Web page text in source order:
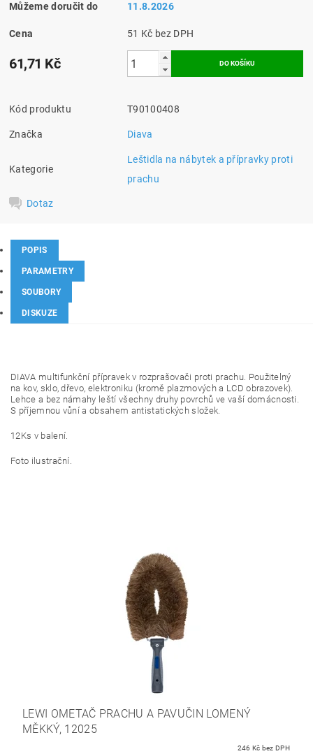
Můžeme doručit do 11.8.2026
Cena 51 Kč bez DPH
61,71 Kč
Kód produktu T90100408
Značka Diava
Kategorie
Leštidla na nábytek a přípravky proti
prachu
Dotaz
POPIS
PARAMETRY
SOUBORY
DISKUZE
DIAVA multifunkční přípravek v rozprašovači proti prachu. Použitelný
na kov, sklo, dřevo, elektroniku (kromě plazmových a LCD obrazovek).
Lehce a bez námahy leští všechny druhy povrchů ve vaší domácnosti.
S příjemnou vůní a obsahem antistatických složek.
12Ks v balení.
Foto ilustrační.
LEWI OMETAČ PRACHU A PAVUČIN LOMENÝ
MĚKKÝ, 12025
246 Kč bez DPH